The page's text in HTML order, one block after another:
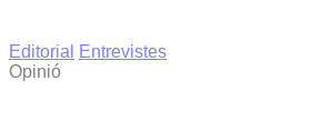
Editorial
Entrevistes
Opinió